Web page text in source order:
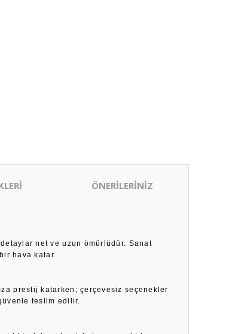
ÖNERİLERİNİZ
net ve uzun ömürlüdür. Sanat
hava katar.
prestij katarken; çerçevesiz seçenekler
teslim edilir.